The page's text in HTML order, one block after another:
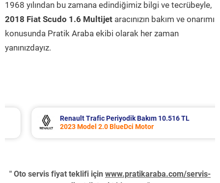
1968 yılından bu zamana edindiğimiz bilgi ve tecrübeyle,
2018 Fiat Scudo 1.6 Multijet aracınızın bakım ve onarımı
konusunda Pratik Araba ekibi olarak her zaman
yanınızdayız.
Renault Trafic Periyodik Bakım 10.516 TL
2023 Model 2.0 BlueDci Motor
" Oto servis fiyat teklifi için www.pratikaraba.com/servis-